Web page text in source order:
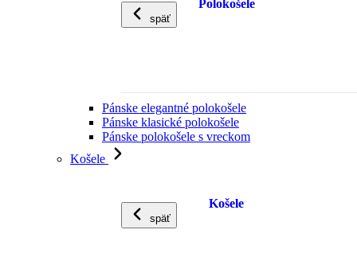
späť
Polokošele
Pánske elegantné polokošele
Pánske klasické polokošele
Pánske polokošele s vreckom
Košele
späť
Košele